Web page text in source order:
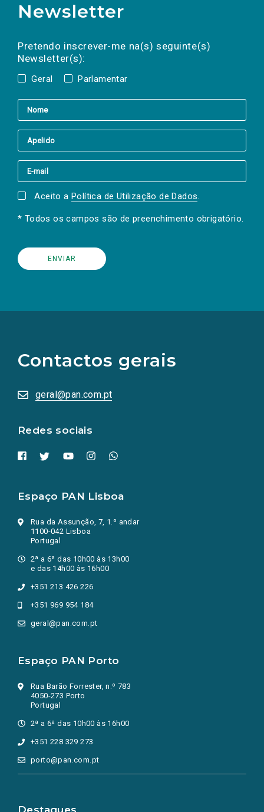
Newsletter
Pretendo inscrever-me na(s) seguinte(s)
Newsletter(s):
Geral Parlamentar
a(s) newsletter(s).
mail
Aceito a Política de Utilização de Dados.
* Todos os campos são de preenchimento obrigatório.
Contactos gerais
geral@pan.com.pt
Redes sociais
redes
sociais
numa
nova
Espaço PAN Lisboa
Rua da Assunção, 7, 1.º andar
1100-042 Lisboa
Portugal
2ª a 6ª das 10h00 às 13h00
e das 14h00 às 16h00
+351 213 426 226
+351 969 954 184
geral@pan.com.pt
Espaço PAN Porto
Rua Barão Forrester, n.º 783
4050-273 Porto
Portugal
2ª a 6ª das 10h00 às 16h00
+351 228 329 273
porto@pan.com.pt
Destaques